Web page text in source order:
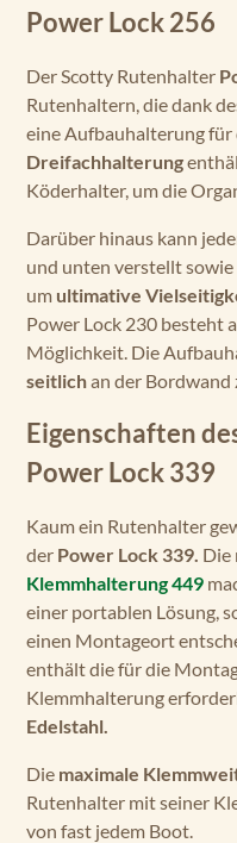
Power Lock 256
Der Scotty Rutenhalter
Rutenhaltern, die dank
eine Aufbauhalterung
Dreifachhalterung
Köderhalter, um die
Darüber hinaus kann
und unten verstellt
um ultimative
Power Lock 230 besteht
Möglichkeit. Die
seitlichan der Bordwand
Eigenschaften
Power Lock 339
Kaum ein Rutenhalter
der Power Lock 339. Die
Klemmhalterung 449
einer portablen Lösung,
einen Montageort
enthält die für die
Klemmhalterung
Edelstahl.
Die maximale
Rutenhalter mit seiner
von fast jedem Boot.